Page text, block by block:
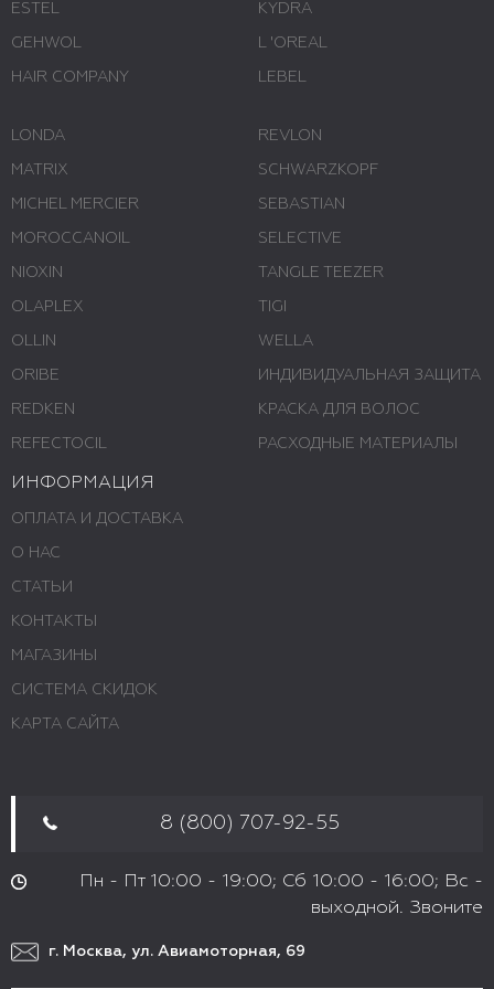
ESTEL
GEHWOL
HAIR COMPANY
KYDRA
L 'ОREAL
LEBEL
LONDA
MATRIX
MICHEL MERCIER
MOROCCANOIL
NIOXIN
OLAPLEX
OLLIN
ORIBE
REDKEN
REFECTOCIL
REVLON
SCHWARZKOPF
SEBASTIAN
SELECTIVE
TANGLE TEEZER
TIGI
WELLA
ИНДИВИДУАЛЬНАЯ ЗАЩИТА
КРАСКА ДЛЯ ВОЛОС
РАСХОДНЫЕ МАТЕРИАЛЫ
ИНФОРМАЦИЯ
ОПЛАТА И ДОСТАВКА
О НАС
СТАТЬИ
КОНТАКТЫ
МАГАЗИНЫ
СИСТЕМА СКИДОК
КАРТА САЙТА
8 (800) 707-92-55
Пн - Пт 10:00 - 19:00; Сб 10:00 - 16:00; Вс -
выходной. Звоните
г. Москва, ул. Авиамоторная, 69